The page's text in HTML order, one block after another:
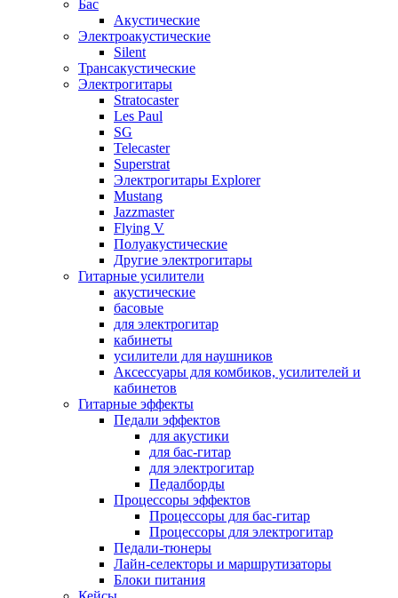
Бас
Акустические
Электроакустические
Silent
Трансакустические
Электрогитары
Stratocaster
Les Paul
SG
Telecaster
Superstrat
Электрогитары Explorer
Mustang
Jazzmaster
Flying V
Полуакустические
Другие электрогитары
Гитарные усилители
акустические
басовые
для электрогитар
кабинеты
усилители для наушников
Аксессуары для комбиков, усилителей и
кабинетов
Гитарные эффекты
Педали эффектов
для акустики
для бас-гитар
для электрогитар
Педалборды
Процессоры эффектов
Процессоры для бас-гитар
Процессоры для электрогитар
Педали-тюнеры
Лайн-селекторы и маршрутизаторы
Блоки питания